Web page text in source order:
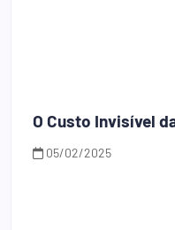
O Custo Invisível
05/02/2025